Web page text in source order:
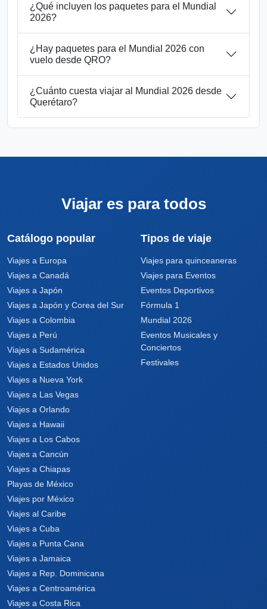
¿Qué incluyen los paquetes para el Mundial
2026?
¿Hay paquetes para el Mundial 2026 con
vuelo desde QRO?
¿Cuánto cuesta viajar al Mundial 2026 desde
Querétaro?
Viajar es para todos
Catálogo popular
Viajes a Europa
Viajes a Canadá
Viajes a Japón
Viajes a Japón y Corea del Sur
Viajes a Colombia
Viajes a Perú
Viajes a Sudamérica
Viajes a Estados Unidos
Viajes a Nueva York
Viajes a Las Vegas
Viajes a Orlando
Viajes a Hawaii
Viajes a Los Cabos
Viajes a Cancún
Viajes a Chiapas
Playas de México
Viajes por México
Viajes al Caribe
Viajes a Cuba
Viajes a Punta Cana
Viajes a Jamaica
Viajes a Rep. Dominicana
Viajes a Centroamérica
Viajes a Costa Rica
Tipos de viaje
Viajes para quinceaneras
Viajes para Eventos
Eventos Deportivos
Fórmula 1
Mundial 2026
Eventos Musicales y
Conciertos
Festivales